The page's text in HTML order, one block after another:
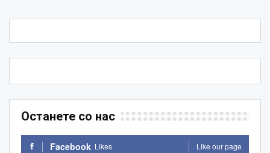
Останете со нас
Facebook Likes Like our page